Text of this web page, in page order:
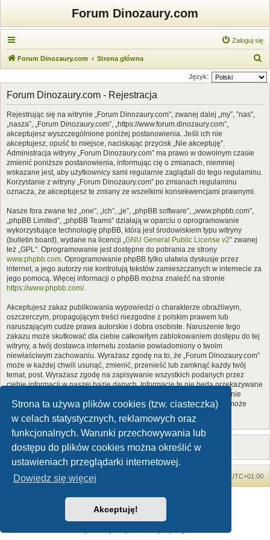
Strona ta używa plików cookies (tzw. ciasteczka)
w celach statystycznych, reklamowych oraz
funkcjonalnych. Warunki przechowywania lub
dostępu do plików cookies można określić w
ustawieniach przeglądarki internetowej.
Dowiedz się więcej
Akceptuję!
Forum Dinozaury.com
Zaloguj się
Forum Dinozaury.com Strona główna
z
Język:
Forum Dinozaury.com - Rejestracja
Rejestrując się na witrynie „Forum Dinozaury.com”, zwanej dalej „my”, ”nas”,
„nasza”, „Forum Dinozaury.com”, „https://www.forum.dinozaury.com”,
akceptujesz wyszczególnione poniżej postanowienia. Jeśli ich nie
akceptujesz, opuść to miejsce, naciskając przycisk „Nie akceptuję”.
Administracja witryny „Forum Dinozaury.com” ma prawo w dowolnym czasie
zmienić poniższe postanowienia, informując cię o zmianach, niemniej
wskazane jest, aby użytkownicy sami regularnie zaglądali do tego regulaminu.
Korzystanie z witryny „Forum Dinozaury.com” po zmianach regulaminu
oznacza, że akceptujesz te zmiany ze wszelkimi konsekwencjami prawnymi.
Nasze fora zwane też „one”, „ich”, „je”, „phpBB software”, „www.phpbb.com”,
„phpBB Limited”, „phpBB Teams” działają w oparciu o oprogramowanie
wykorzystujące technologię phpBB, która jest środowiskiem typu witryny
(bulletin board), wydane na licencji „GNU General Public License v2” zwanej
też „GPL”. Oprogramowanie jest dostępne do pobrania ze strony
www.phpbb.com. Oprogramowanie phpBB tylko ułatwia dyskusje przez
internet, a jego autorzy nie kontrolują tekstów zamieszczanych w internecie za
jego pomocą. Więcej informacji o phpBB można znaleźć na stronie
https://www.phpbb.com/.
Akceptujesz zakaz publikowania wypowiedzi o charakterze obraźliwym,
oszczerczym, propagującym treści niezgodne z polskim prawem lub
naruszającym cudze prawa autorskie i dobra osobiste. Naruszenie tego
zakazu może skutkować dla ciebie całkowitym zablokowaniem dostępu do tej
witryny, a twój dostawca internetu zostanie powiadomiony o twoim
niewłaściwym zachowaniu. Wyrażasz zgodę na to, że „Forum Dinozaury.com”
może w każdej chwili usunąć, zmienić, przenieść lub zamknąć każdy twój
temat, post. Wyrażasz zgodę na zapisywanie wszystkich podanych przez
ciebie informacji w naszej bazie danych. Informacje te nie będą przekazywane
nikomu bez twojej zgody, ale ani „Forum Dinozaury.com”, ani phpBB nie
ponosi odpowiedzialności za włamania do witryny, podczas których może
dojść do kradzieży danych.
Forum Dinozaury.com UTC+01:00
Dinozaury.com© 2006-2020
Technologię dostarczaphpBB® Forum Software © phpBB Limited
Polski pakiet językowy dostarcza